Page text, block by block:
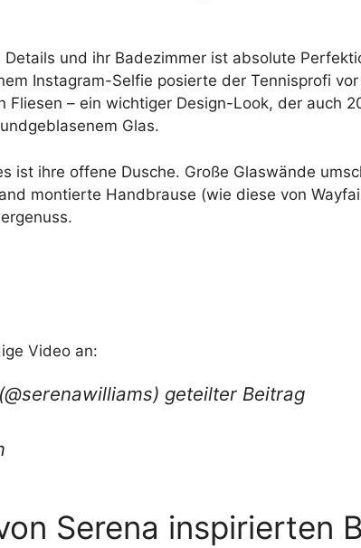
und ihr Badezimmer ist absolute
Instagram-Selfie posierte der Tennisprofi
Fliesen – ein wichtiger Design-Look, der auch
Glas.
ist ihre offene Dusche. Große Glaswände
montierte Handbrause (wie diese von
Video an:
geteilter Beitrag
Serena inspirierten